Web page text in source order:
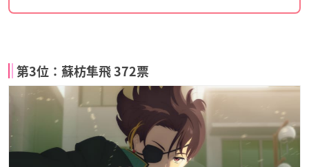
第3位：蘇枋隼飛 372票